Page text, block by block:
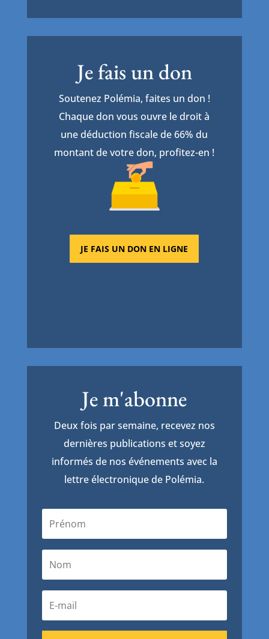
Je fais un don
Soutenez Polémia, faites un don !
Chaque don vous ouvre le droit à
une déduction fiscale de 66% du
montant de votre don, profitez-en !
JE FAIS UN DON EN LIGNE
Je m'abonne
Deux fois par semaine, recevez nos
dernières publications et soyez
informés de nos événements avec la
lettre électronique de Polémia.